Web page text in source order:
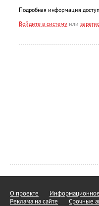
Подробная информация
Войдите в систему или
О проекте
Реклама на сайте
Срочные